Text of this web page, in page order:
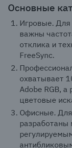
Основные
Игровые. Для
важны
отклика и
FreeSync.
охватывает
Adobe RGB,
цветовые
Офисные.
разработаны